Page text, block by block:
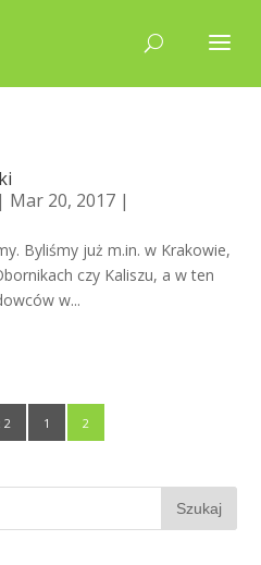
| Mar 20, 2017 |
Byliśmy już m.in. w Krakowie,
czy Kaliszu, a w ten
w...
2 1 2